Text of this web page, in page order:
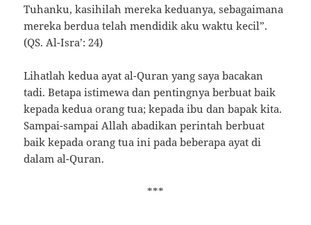
Tuhanku, kasihilah mereka keduanya, sebagaimana
mereka berdua telah mendidik aku waktu kecil”.
(QS. Al-Isra’: 24)
Lihatlah kedua ayat al-Quran yang saya bacakan
tadi. Betapa istimewa dan pentingnya berbuat baik
kepada kedua orang tua; kepada ibu dan bapak kita.
Sampai-sampai Allah abadikan perintah berbuat
baik kepada orang tua ini pada beberapa ayat di
dalam al-Quran.
***